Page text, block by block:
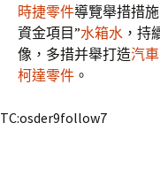
時捷零件導覽舉措措
資金項目”水箱水 ，持
像，多措并舉打造汽
柯達零件 。
TC:osder9follow7